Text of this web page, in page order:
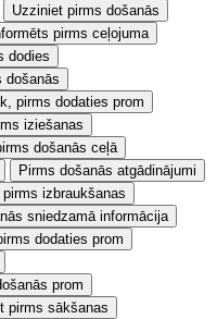
Uzziniet pirms došanās
pirms ceļojuma
dodies
došanās
pirms dodaties prom
iziešanas
došanās ceļā
Pirms došanās atgādinājumi
izbraukšanas
sniedzamā informācija
dodaties prom
prom
pirms sākšanas